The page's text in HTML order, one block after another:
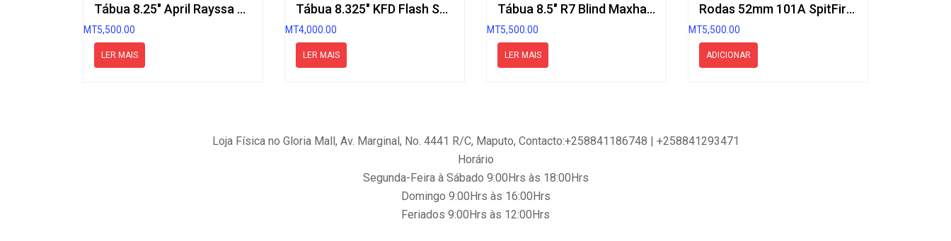
Tábua 8.25″ April Rayssa Leal HH
MT5,500.00
LER MAIS
Tábua 8.325″ KFD Flash Ship Trashed
MT4,000.00
LER MAIS
Tábua 8.5″ R7 Blind Maxham
MT5,500.00
LER MAIS
Rodas 52mm 101A SpitFire Formula Four
MT5,500.00
ADICIONAR
Loja Física no Gloria Mall, Av. Marginal, No. 4441 R/C, Maputo, Contacto:+258841186748 | +258841293471
Horário
Segunda-Feira à Sábado 9:00Hrs às 18:00Hrs
Domingo 9:00Hrs às 16:00Hrs
Feriados 9:00Hrs às 12:00Hrs